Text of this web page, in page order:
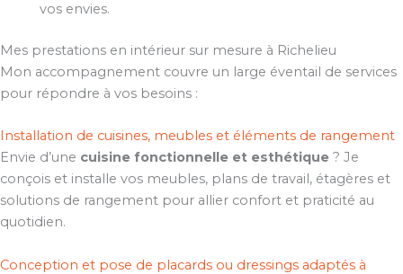
vos envies.
Mes prestations en intérieur sur mesure à Richelieu
Mon accompagnement couvre un large éventail de services
pour répondre à vos besoins :
Installation de cuisines, meubles et éléments de rangement
Envie d’une cuisine fonctionnelle et esthétique ? Je
conçois et installe vos meubles, plans de travail, étagères et
solutions de rangement pour allier confort et praticité au
quotidien.
Conception et pose de placards ou dressings adaptés à